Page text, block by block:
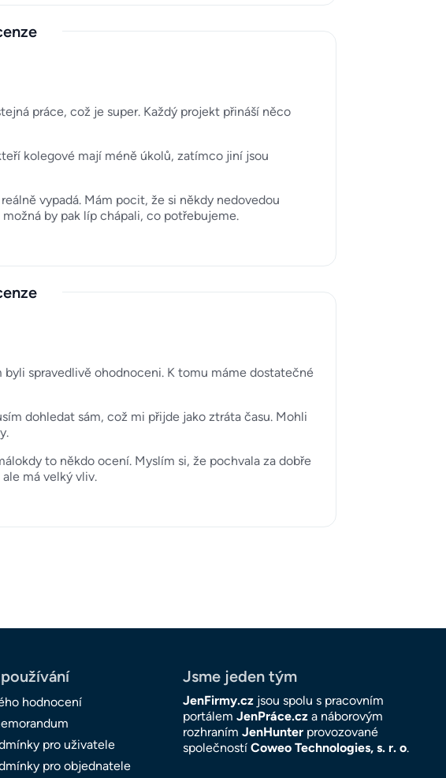
práce, což je super. Každý projekt přináší něco
kolegové mají méně úkolů, zatímco jiní jsou
vypadá. Mám pocit, že si někdy nedovedou
by pak líp chápali, co potřebujeme.
byli spravedlivě ohodnoceni. K tomu máme dostatečné
dohledat sám, což mi přijde jako ztráta času. Mohli
to někdo ocení. Myslím si, že pochvala za dobře
má velký vliv.
hodnocení
pro uživatele
pro objednatele
Jsme jeden tým
JenFirmy.cz jsou spolu s pracovním
portálem JenPráce.cz a náborovým
rozhraním JenHunter provozované
společností Coweo Technologies, s. r. o.